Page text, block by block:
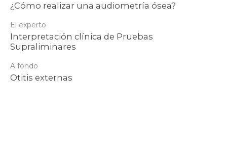
¿Cómo realizar una audiometría ósea?
El experto
Interpretación clínica de Pruebas
Supraliminares
A fondo
Otitis externas